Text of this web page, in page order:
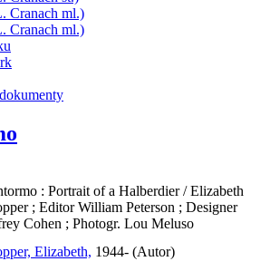
: Portrait of a Halberdier / Elizabeth
; Editor William Peterson ; Designer
Cohen ; Photogr. Lou Meluso
Elizabeth, 1944- (Autor)